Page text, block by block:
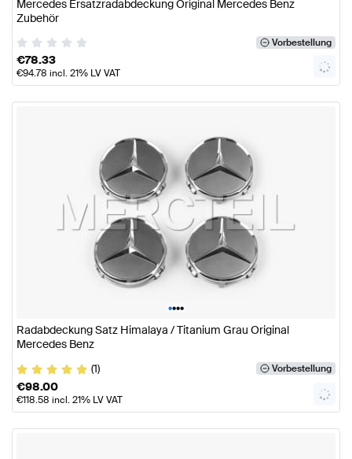
Mercedes Ersatzradabdeckung Original Mercedes Benz
Zubehör
Vorbestellung
€78.33
€94.78 incl. 21% LV VAT
••••
Radabdeckung Satz Himalaya / Titanium Grau Original
Mercedes Benz
(1)
Vorbestellung
€98.00
€118.58 incl. 21% LV VAT